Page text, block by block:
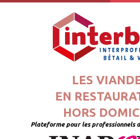
LES
EN
HORS
Plateforme pour les professionnels